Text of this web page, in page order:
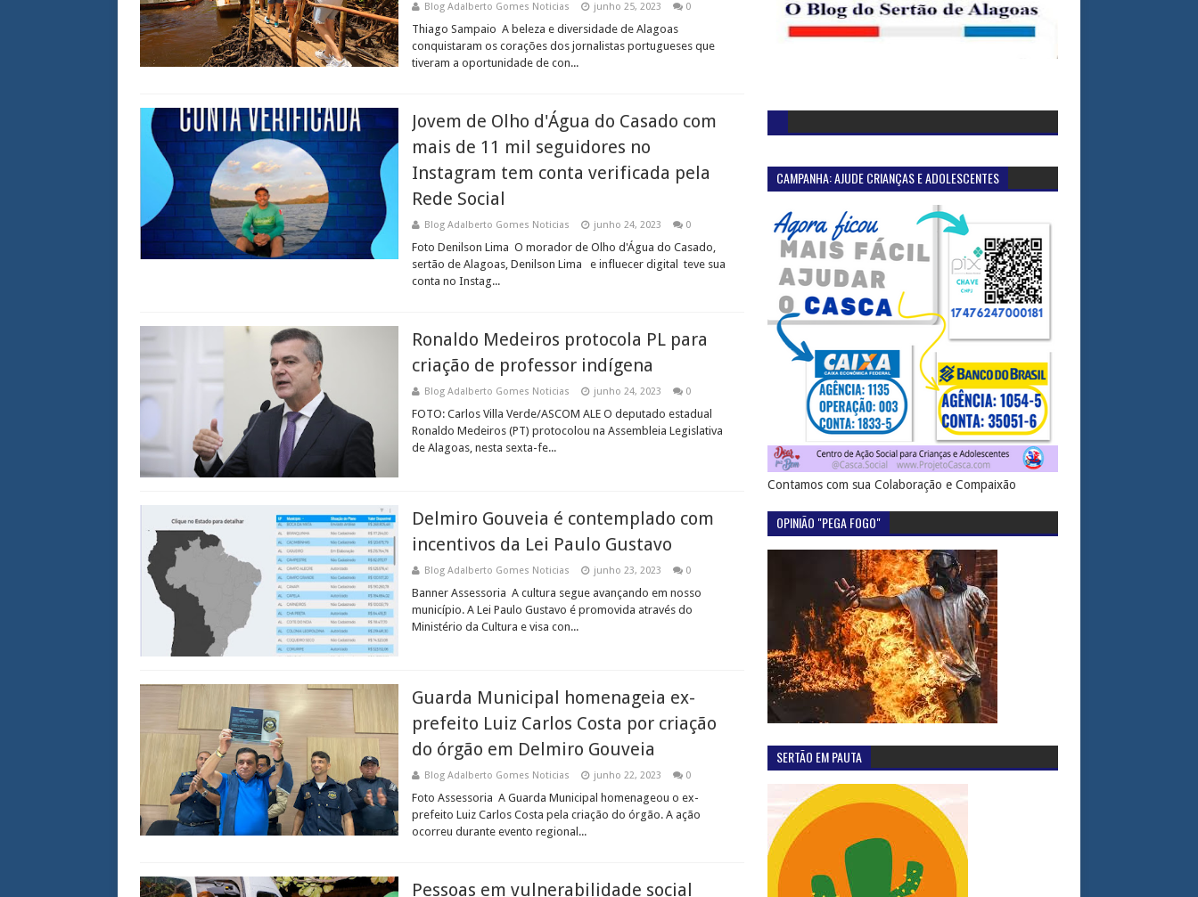
Blog Adalberto Gomes Noticias junho 25, 2023 0
Thiago Sampaio A beleza e diversidade de Alagoas
conquistaram os corações dos jornalistas portugueses que
tiveram a oportunidade de con...
Jovem de Olho d'Água do Casado com
mais de 11 mil seguidores no
Instagram tem conta verificada pela
Rede Social
Blog Adalberto Gomes Noticias junho 24, 2023 0
Foto Denilson Lima O morador de Olho d'Água do Casado,
sertão de Alagoas, Denilson Lima e influecer digital teve sua
conta no Instag...
Ronaldo Medeiros protocola PL para
criação de professor indígena
Blog Adalberto Gomes Noticias junho 24, 2023 0
FOTO: Carlos Villa Verde/ASCOM ALE O deputado estadual
Ronaldo Medeiros (PT) protocolou na Assembleia Legislativa
de Alagoas, nesta sexta-fe...
Delmiro Gouveia é contemplado com
incentivos da Lei Paulo Gustavo
Blog Adalberto Gomes Noticias junho 23, 2023 0
Banner Assessoria A cultura segue avançando em nosso
município. A Lei Paulo Gustavo é promovida através do
Ministério da Cultura e visa con...
Guarda Municipal homenageia ex-
prefeito Luiz Carlos Costa por criação
do órgão em Delmiro Gouveia
Blog Adalberto Gomes Noticias junho 22, 2023 0
Foto Assessoria A Guarda Municipal homenageou o ex-
prefeito Luiz Carlos Costa pela criação do órgão. A ação
ocorreu durante evento regional...
Pessoas em vulnerabilidade social
CAMPANHA: AJUDE CRIANÇAS E ADOLESCENTES
Contamos com sua Colaboração e Compaixão
OPINIÃO "PEGA FOGO"
SERTÃO EM PAUTA